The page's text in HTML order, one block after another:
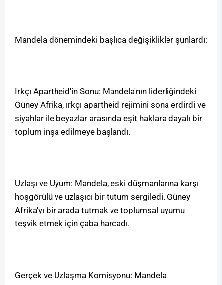
Mandela dönemindeki başlıca değişiklikler şunlardı:
Irkçı Apartheid'in Sonu: Mandela'nın liderliğindeki
Güney Afrika, ırkçı apartheid rejimini sona erdirdi ve
siyahlar ile beyazlar arasında eşit haklara dayalı bir
toplum inşa edilmeye başlandı.
Uzlaşı ve Uyum: Mandela, eski düşmanlarına karşı
hoşgörülü ve uzlaşıcı bir tutum sergiledi. Güney
Afrika'yı bir arada tutmak ve toplumsal uyumu
teşvik etmek için çaba harcadı.
Gerçek ve Uzlaşma Komisyonu: Mandela